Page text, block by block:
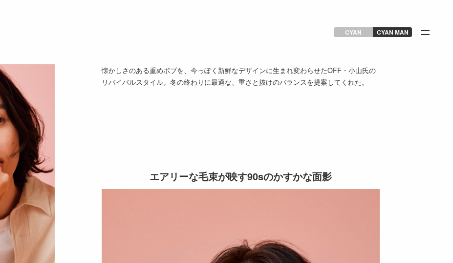
CYAN CYAN MAN
懐かしさのある重めボブを、今っぽく新鮮なデザインに生まれ変わらせたOFF・小山氏の
リバイバルスタイル。冬の終わりに最適な、重さと抜けのバランスを提案してくれた。
エアリーな毛束が映す90sのかすかな面影